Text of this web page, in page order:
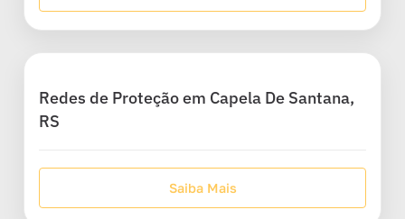
Redes de Proteção em Capela De Santana,
RS
Saiba Mais